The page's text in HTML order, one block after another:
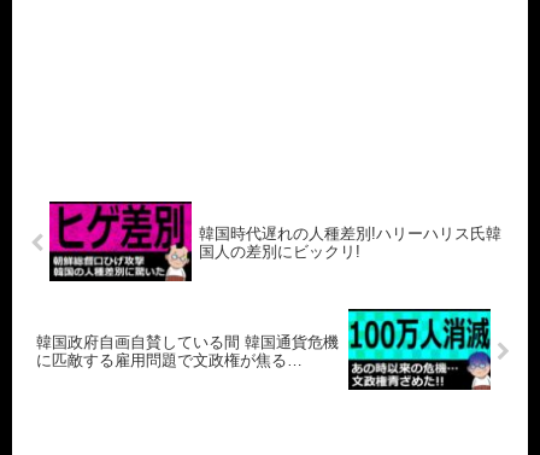
韓国時代遅れの人種差別!ハリーハリス氏韓
国人の差別にビックリ!
韓国政府自画自賛している間 韓国通貨危機
に匹敵する雇用問題で文政権が焦る…